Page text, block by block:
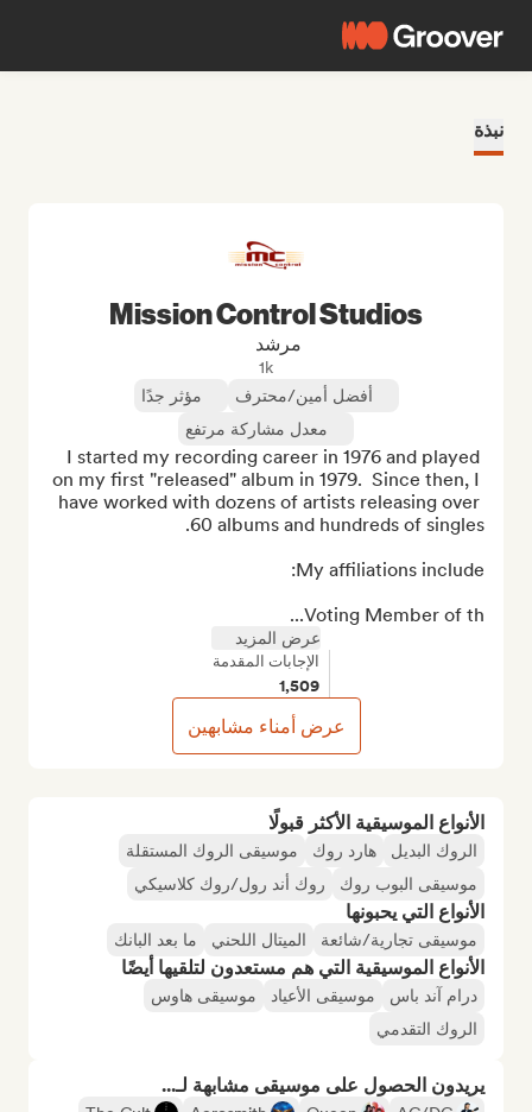
نبذة
الأنواع الموسيقية الأكثر قبولًا
الروك البديل هارد روك
موسيقى الروك المستقلة
موسيقى البوب روك
روك أند رول/روك كلاسيكي
الأنواع التي يحبونها
موسيقى تجارية/شائعة الميتال اللحني ما بعد البانك
الأنواع الموسيقية التي هم مستعدون لتلقيها أيضًا
درام آند باس موسيقى الأعياد
موسيقى هاوس
الروك التقدمي
يريدون الحصول على موسيقى مشابهة لـ...
Mission Control Studios
مرشد
1k
أفضل أمين/محترف
مؤثر جدًا
معدل مشاركة مرتفع
I started my recording career in 1976 and played
on my first "released" album in 1979.  Since then, I
have worked with dozens of artists releasing over
Voting Member of th...
عرض المزيد
الإجابات المقدمة
1,509
عرض أمناء مشابهين